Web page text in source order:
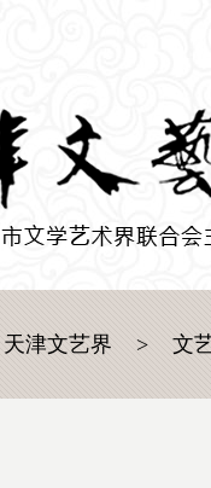
天津文艺界 > 文